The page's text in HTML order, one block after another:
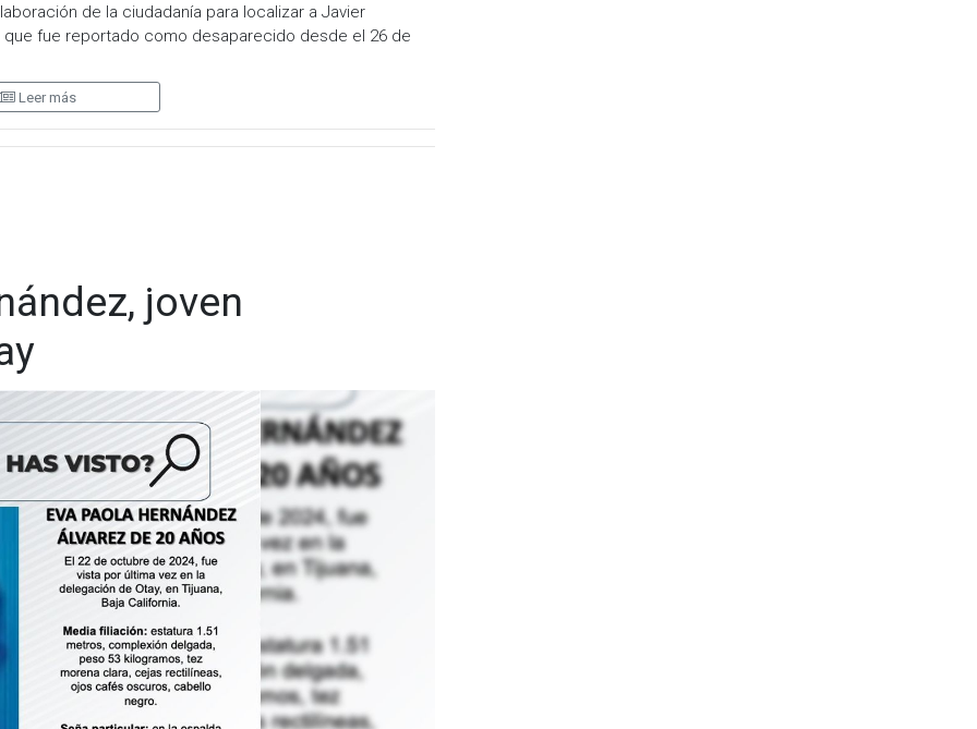
de la ciudadanía para localizar a Javier
que fue reportado como desaparecido desde el 26 de
de un domicilio ubicado en la calle Quintana Roo, en
o bien reporte al número de emergencias 911 o a la
Leer más
joven